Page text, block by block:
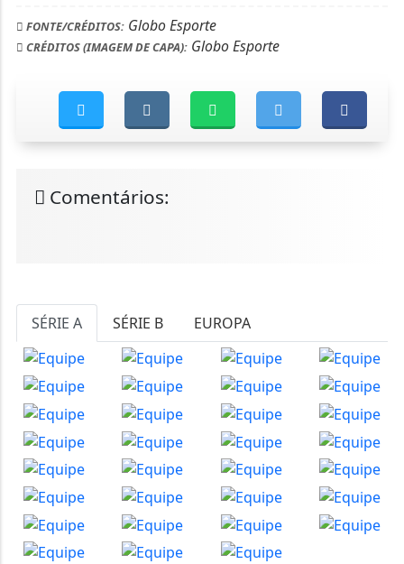
FONTE/CRÉDITOS:Globo Esporte
CRÉDITOS (IMAGEM DE CAPA):Globo Esporte
Comentários:
SÉRIE A SÉRIE B EUROPA